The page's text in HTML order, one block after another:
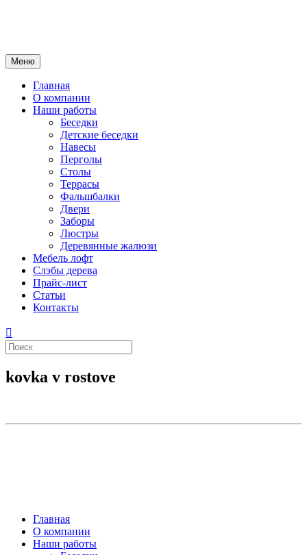
Меню
Главная
О компании
Наши работы
Беседки
Детские беседки
Навесы
Перголы
Столы
Террасы
Фальшбалки
Двери
Заборы
Люстры
Деревянные жалюзи
Мебель лофт
Слэбы дерева
Прайс-лист
Статьи
Контакты
kovka v rostove
Главная
О компании
Наши работы